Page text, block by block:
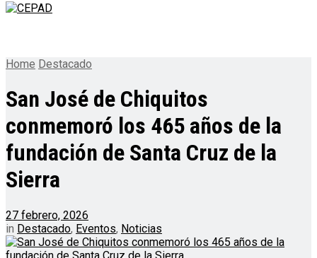
Home Destacado
San José de Chiquitos
conmemoró los 465 años de la
fundación de Santa Cruz de la
Sierra
27 febrero, 2026
in Destacado, Eventos, Noticias